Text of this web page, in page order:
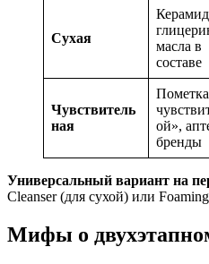
Сухая
масла в
составе
Чувствитель
ная
ой»,
бренды
Универсальный вариант на
Cleanser (для сухой) или
Мифы о